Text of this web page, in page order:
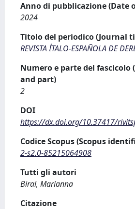
Anno di pubblicazione (Date
2024
Titolo del periodico (Journal
REVISTA ÍTALO-ESPAÑOLA DE
Numero e parte del fascicolo
and part)
2
DOI
https://dx.doi.org/10.37417/
Codice Scopus (Scopus
2-s2.0-85215064908
Tutti gli autori
Biral, Marianna
Citazione